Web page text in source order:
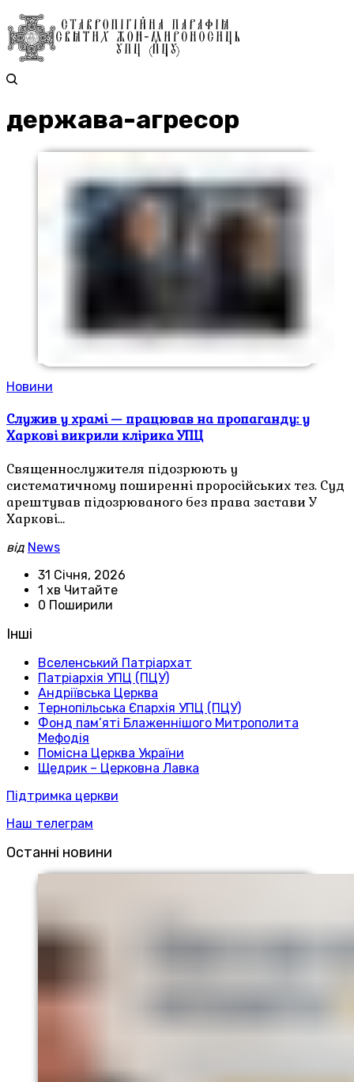
держава-агресор
Новини
Служив у храмі — працював на пропаганду: у
Харкові викрили клірика УПЦ
Священнослужителя підозрюють у
систематичному поширенні проросійських тез. Суд
арештував підозрюваного без права застави У
Харкові…
від News
31 Січня, 2026
1 хв Читайте
0 Поширили
Інші
Вселенський Патріархат
Патріархія УПЦ (ПЦУ)
Андріївська Церква
Тернопільська Єпархія УПЦ (ПЦУ)
Фонд пам’яті Блаженнішого Митрополита
Мефодія
Помісна Церква України
Щедрик – Церковна Лавка
Підтримка церкви
Наш телеграм
Останні новини